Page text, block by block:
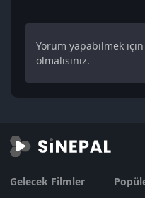
Yorum yapabilmek
olmalısınız.
Gelecek Filmler